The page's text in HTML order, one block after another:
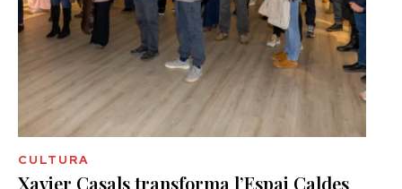
CULTURA
Xavier Casals transforma l’Espai Caldes